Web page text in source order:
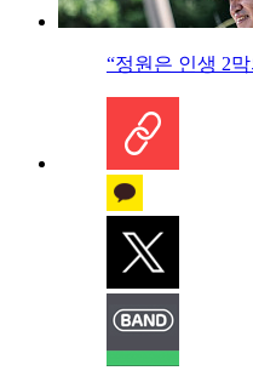
“정원은 인생 2